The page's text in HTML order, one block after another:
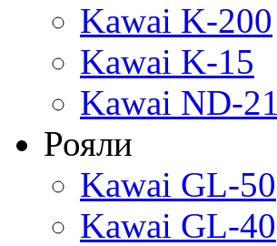
Kawai K-200
Kawai K-15
Kawai ND-21
Рояли
Kawai GL-50
Kawai GL-40